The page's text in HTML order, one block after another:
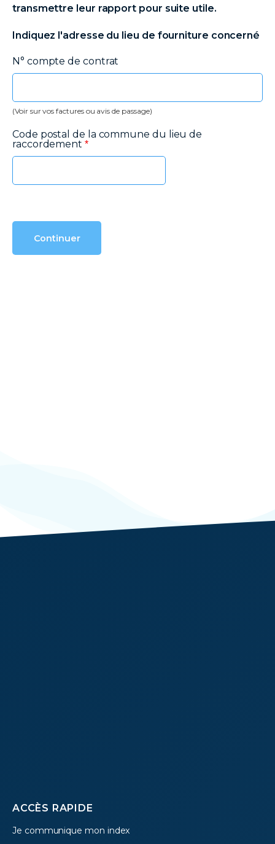
transmettre leur rapport pour suite utile.
Indiquez l'adresse du lieu de fourniture concerné
N° compte de contrat
(Voir sur vos factures ou avis de passage)
Code postal de la commune du lieu de
raccordement
Footer
ACCÈS RAPIDE
Je communique mon index